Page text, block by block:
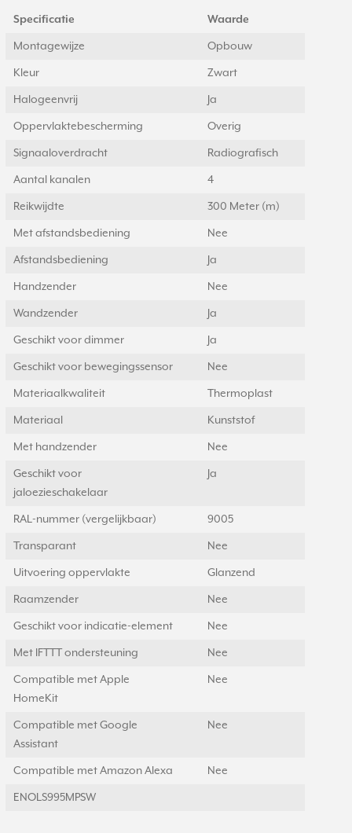
Specificatie Waarde
Montagewijze Opbouw
Kleur Zwart
Halogeenvrij Ja
Oppervlaktebescherming Overig
Signaaloverdracht Radiografisch
Aantal kanalen 4
Reikwijdte 300 Meter (m)
Met afstandsbediening Nee
Afstandsbediening Ja
Handzender Nee
Wandzender Ja
Geschikt voor dimmer Ja
Geschikt voor bewegingssensor Nee
Materiaalkwaliteit Thermoplast
Materiaal Kunststof
Met handzender Nee
Geschikt voor
jaloezieschakelaar
Ja
RAL-nummer (vergelijkbaar) 9005
Transparant Nee
Uitvoering oppervlakte Glanzend
Raamzender Nee
Geschikt voor indicatie-element Nee
Met IFTTT ondersteuning Nee
Compatible met Apple
HomeKit
Nee
Compatible met Google
Assistant
Nee
Compatible met Amazon Alexa Nee
ENOLS995MPSW